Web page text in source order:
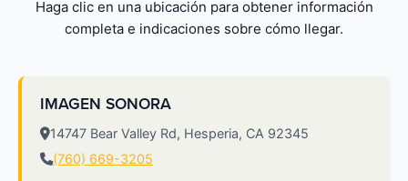
Haga clic en una ubicación para obtener información
completa e indicaciones sobre cómo llegar.
IMAGEN SONORA
14747 Bear Valley Rd, Hesperia, CA 92345
(760) 669-3205